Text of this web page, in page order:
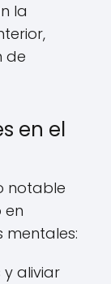
la
de
en el
notable
en
mentales:
aliviar